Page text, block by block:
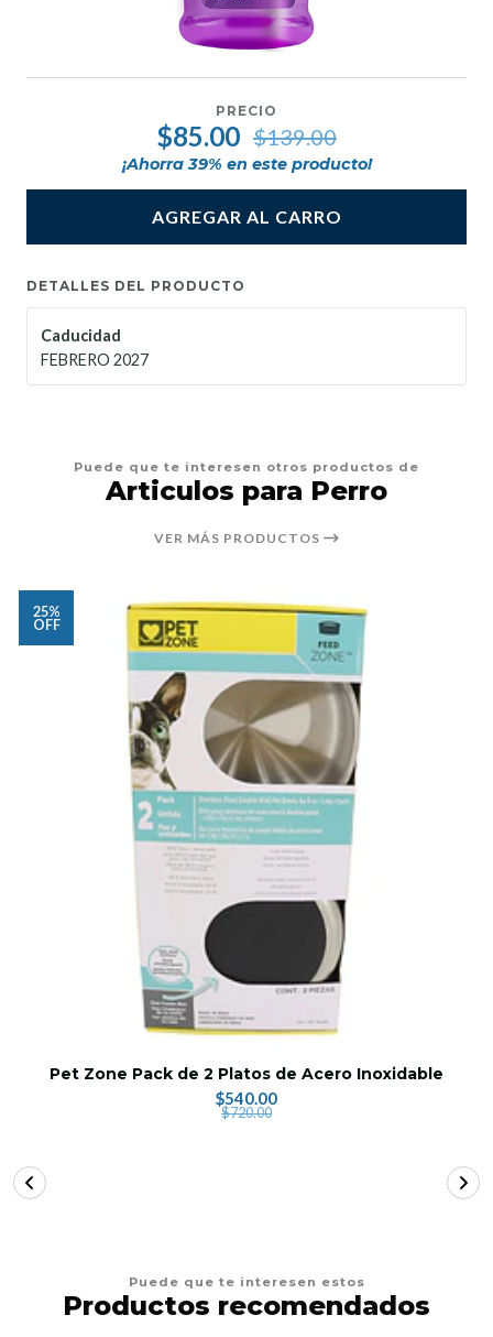
PRECIO
$85.00 $139.00
¡Ahorra39% en este producto!
AGREGAR AL CARRO
DETALLES DEL PRODUCTO
Caducidad
FEBRERO 2027
Puede que te interesen otros productos de
Articulos para Perro
VER MÁS PRODUCTOS
25%
OFF
Pet Zone Pack de 2 Platos de Acero Inoxidable
$540.00
$720.00
Puede que te interesen estos
Productos recomendados